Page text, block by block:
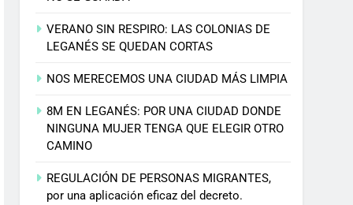
VERANO SIN RESPIRO: LAS COLONIAS DE
LEGANÉS SE QUEDAN CORTAS
NOS MERECEMOS UNA CIUDAD MÁS LIMPIA
8M EN LEGANÉS: POR UNA CIUDAD DONDE
NINGUNA MUJER TENGA QUE ELEGIR OTRO
CAMINO
REGULACIÓN DE PERSONAS MIGRANTES,
por una aplicación eficaz del decreto.